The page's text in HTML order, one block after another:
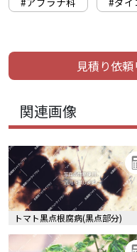
関連画像
トマト黒点根腐病(黒点部分)